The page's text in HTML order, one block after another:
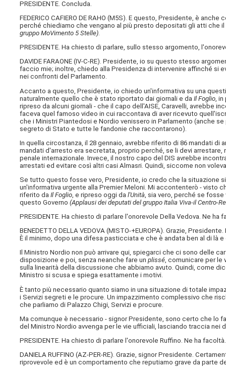
PRESIDENTE. Concluda.
FEDERICO CAFIERO DE RAHO (M5S). E questo, Presidente, è anche
perché chiediamo che vengano al più presto depositati gli atti che
gruppo MoVimento 5 Stelle)
PRESIDENTE. Ha chiesto di parlare, sullo stesso argomento,
DAVIDE FARAONE (IV-C-RE). Presidente, io su questo stesso
faccio mie; inoltre, chiedo alla Presidenza di intervenire affinché si
nei confronti del Parlamento.
Accanto a questo, Presidente, io chiedo un'informativa su una
naturalmente quello che è stato riportato dai giornali e daIl Foglio ,
ripreso da alcuni giornali - che il capo dell'AISE, Caravelli, avrebbe
faceva quel famoso video in cui raccontava di aver ricevuto
che i Ministri Piantedosi e Nordio venissero in Parlamento (anche
segreto di Stato e tutte le fandonie che raccontarono).
In quella circostanza, il 28 gennaio, avrebbe riferito di 86 mandati
mandati d'arresto era secretata, proprio perché, se li devi
penale internazionale. Invece, il nostro capo del DIS avrebbe
arrestati ed evitare così altri casi Almasri. Quindi, siccome non
Se tutto questo fosse vero, Presidente, io credo che la situazione
un'informativa urgente alla Premier Meloni. Mi accontenterò - visto
riferito daIl Foglio , e ripreso oggi dal'Unità , sia vero, perché se
questo Governo(Applausi dei deputati del gruppo Italia Viva-il Centro-
PRESIDENTE. Ha chiesto di parlare l'onorevole Della Vedova. Ne ha
BENEDETTO DELLA VEDOVA (MISTO-+EUROPA). Grazie,
È il minimo, dopo una difesa pasticciata e che è andata ben al di là
Il Ministro Nordio non può arrivare qui, spiegarci che ci sono delle
disposizione e poi, senza neanche fare unplissé, comunicare per le
sulla linearità della discussione che abbiamo avuto. Quindi, come
Ministro si scusa e spiega esattamente i motivi.
È tanto più necessario quanto siamo in una situazione di totale
i Servizi segreti e le procure. Un impazzimento complessivo che
che parliamo di Palazzo Chigi, Servizi e procure.
Ma comunque è necessario - signor Presidente, sono certo che lo
del Ministro Nordio avvenga per le vie ufficiali, lasciando traccia nei
PRESIDENTE. Ha chiesto di parlare l'onorevole Ruffino. Ne ha facoltà.
DANIELA RUFFINO (AZ-PER-RE). Grazie, signor Presidente.
riprovevole ed è un comportamento che reputiamo grave da parte